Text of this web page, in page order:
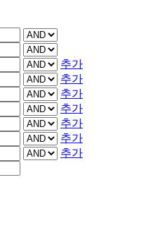
추가
추가
추가
추가
추가
추가
추가